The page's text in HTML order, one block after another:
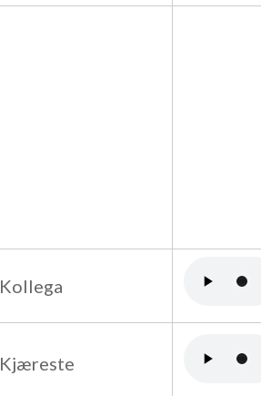
Kollega
Kjæreste